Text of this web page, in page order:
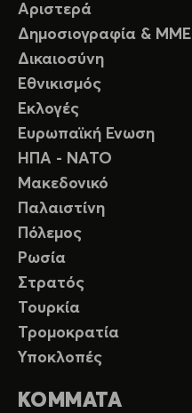
Αριστερά
Δημοσιογραφία & ΜΜΕ
Δικαιοσύνη
Εθνικισμός
Εκλογές
Ευρωπαϊκή Ενωση
ΗΠΑ - ΝΑΤΟ
Μακεδονικό
Παλαιστίνη
Πόλεμος
Ρωσία
Στρατός
Τουρκία
Τρομοκρατία
Υποκλοπές
ΚΟΜΜΑΤΑ